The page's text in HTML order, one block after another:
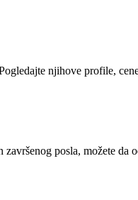
njihove profile,
posla, možete da